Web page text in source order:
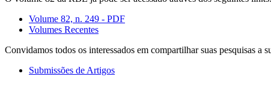
Volume 82, n. 249 - PDF
Volumes Recentes
Convidamos todos os interessados em compartilhar suas pesquisas a
Submissões de Artigos